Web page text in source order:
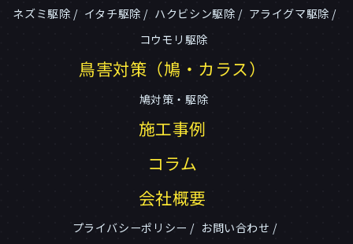
ネズミ駆除 イタチ駆除 ハクビシン駆除
アライグマ駆除
コウモリ駆除
鳥害対策（鳩・カラス）
鳩対策・駆除
施工事例
コラム
会社概要
プライバシーポリシー お問い合わせ